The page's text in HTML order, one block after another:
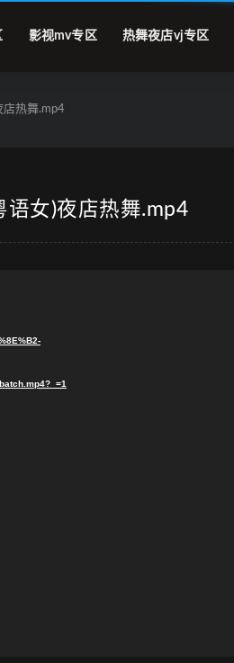
影视mv专区 热舞夜店vj专区
店热舞.mp4
女)夜店热舞.mp4